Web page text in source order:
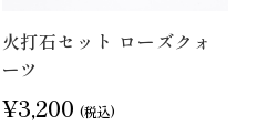
火打石セット ローズクォ
ーツ
¥3,200 (税込)